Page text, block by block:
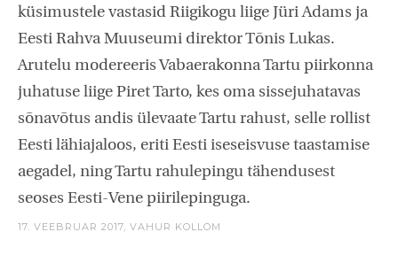
küsimustele vastasid Riigikogu liige Jüri Adams ja
Eesti Rahva Muuseumi direktor Tõnis Lukas.
Arutelu modereeris Vabaerakonna Tartu piirkonna
juhatuse liige Piret Tarto, kes oma sissejuhatavas
sõnavõtus andis ülevaate Tartu rahust, selle rollist
Eesti lähiajaloos, eriti Eesti iseseisvuse taastamise
aegadel, ning Tartu rahulepingu tähendusest
seoses Eesti-Vene piirilepinguga.
17. VEEBRUAR 2017, VAHUR KOLLOM